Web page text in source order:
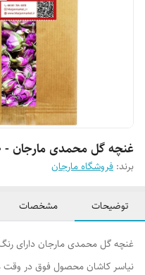
غنچه گل محمدی مارجان - 250 گرم
برند: فروشگاه مارجان
توضیحات مشخصات
غنچه گل محمدی مارجان دارای
نیاسر کاشان محصول فوق در